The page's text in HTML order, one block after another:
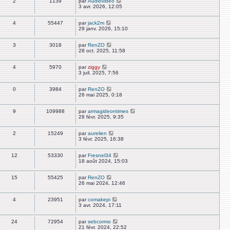
3 avr. 2026, 12:05
4 55447 parjack2m
29 janv. 2026, 15:10
3 3018 parRenZO
28 oct. 2025, 11:58
4 5970 parziggy
3 juil. 2025, 7:56
0 3984 parRenZO
26 mai 2025, 0:18
9 109988 pararmagideontimes
28 févr. 2025, 9:35
2 15249 paraurelien
3 févr. 2025, 16:38
12 53330 parFresnel34
18 août 2024, 15:03
15 55425 parRenZO
26 mai 2024, 12:46
4 23951 parcomakepi
3 avr. 2024, 17:11
24 72954 parsebcormo
21 févr. 2024, 22:52